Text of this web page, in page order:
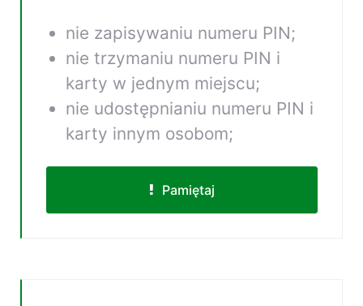
nie zapisywaniu numeru PIN;
nie trzymaniu numeru PIN i
karty w jednym miejscu;
nie udostępnianiu numeru PIN i
karty innym osobom;
Pamiętaj